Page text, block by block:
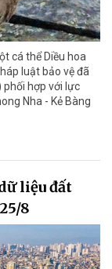
cá thể Diều hoa
luật bảo vệ đã
phối hợp với lực
Nha - Kẻ Bàng
liệu đất
8